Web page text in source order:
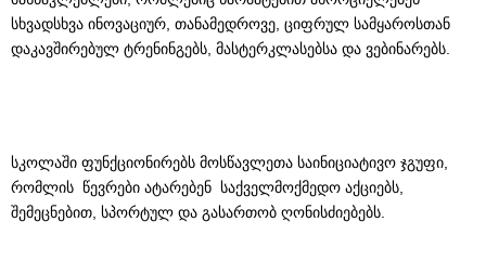
სხვადსხვა ინოვაციურ, თანამედროვე, ციფრულ სამყაროსთან
დაკავშირებულ ტრენინგებს, მასტერკლასებსა და ვებინარებს.
სკოლაში ფუნქციონირებს მოსწავლეთა საინიციატივო ჯგუფი,
რომლის წევრები ატარებენ საქველმოქმედო აქციებს,
შემეცნებით, სპორტულ და გასართობ ღონისძიებებს.